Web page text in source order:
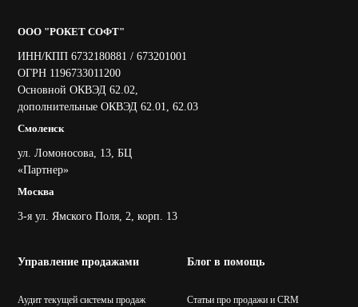
Управление продажами
Аудит текущей системы продаж
Блог в помощь
Статьи про продажи и CRM
ООО "РОКЕТ СОФТ"
ИНН/КПП 6732180881 / 673201001
ОГРН 1196733011200
Основной ОКВЭД 62.02,
дополнительные ОКВЭД 62.01, 62.03
Смоленск
ул. Ломоносова, 13, БЦ
«Партнер»
Москва
3-я ул. Ямского Поля, 2, корп. 13